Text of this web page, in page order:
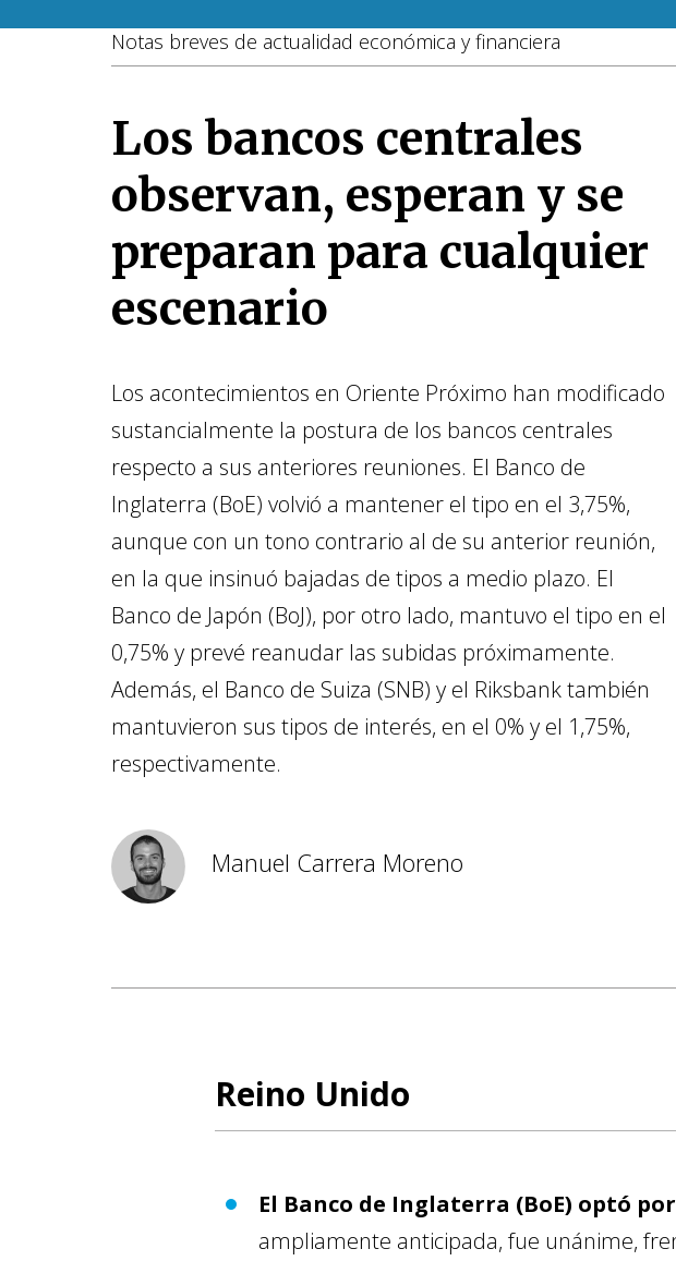
Notas breves de actualidad económica y financiera
Los bancos centrales
observan, esperan y se
preparan para cualquier
escenario
Los acontecimientos en Oriente Próximo han modificado
sustancialmente la postura de los bancos centrales
respecto a sus anteriores reuniones. El Banco de
Inglaterra (BoE) volvió a mantener el tipo en el 3,75%,
aunque con un tono contrario al de su anterior reunión,
en la que insinuó bajadas de tipos a medio plazo. El
Banco de Japón (BoJ), por otro lado, mantuvo el tipo en el
0,75% y prevé reanudar las subidas próximamente.
Además, el Banco de Suiza (SNB) y el Riksbank también
mantuvieron sus tipos de interés, en el 0% y el 1,75%,
respectivamente.
Manuel Carrera Moreno
Reino Unido
El Banco de Inglaterra (BoE) optó
ampliamente anticipada, fue unánime,